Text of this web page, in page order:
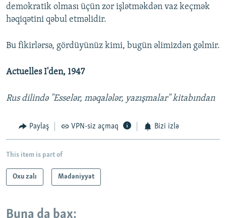
demokratik olması üçün zor işlətməkdən vaz keçmək
həqiqətini qəbul etməlidir.
Bu fikirlərsə, gördüyünüz kimi, bugün əlimizdən gəlmir.
Actuelles I'den, 1947
Rus dilində "Esselər, məqalələr, yazışmalar" kitabından
Paylaş VPN-siz açmaq Bizi izlə
This item is part of
Oxu zalı Mədəniyyət
Buna da bax: